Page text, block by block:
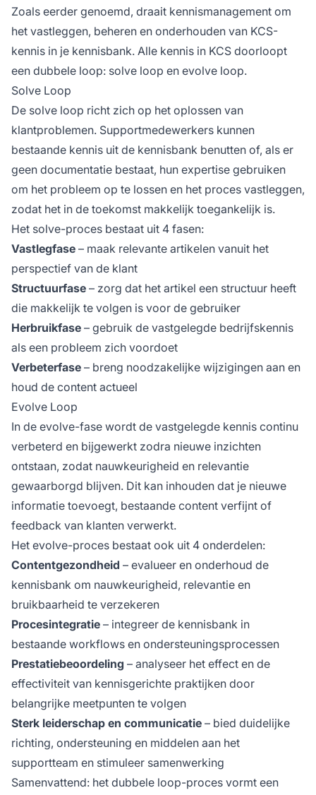
Zoals eerder genoemd, draait kennismanagement om
het vastleggen, beheren en onderhouden van KCS-
kennis in je kennisbank. Alle kennis in KCS doorloopt
een dubbele loop: solve loop en evolve loop.
Solve Loop
De solve loop richt zich op het oplossen van
klantproblemen. Supportmedewerkers kunnen
bestaande kennis uit de kennisbank benutten of, als er
geen documentatie bestaat, hun expertise gebruiken
om het probleem op te lossen en het proces vastleggen,
zodat het in de toekomst makkelijk toegankelijk is.
Het solve-proces bestaat uit 4 fasen:
Vastlegfase – maak relevante artikelen vanuit het
perspectief van de klant
Structuurfase – zorg dat het artikel een structuur heeft
die makkelijk te volgen is voor de gebruiker
Herbruikfase – gebruik de vastgelegde bedrijfskennis
als een probleem zich voordoet
Verbeterfase – breng noodzakelijke wijzigingen aan en
houd de content actueel
Evolve Loop
In de evolve-fase wordt de vastgelegde kennis continu
verbeterd en bijgewerkt zodra nieuwe inzichten
ontstaan, zodat nauwkeurigheid en relevantie
gewaarborgd blijven. Dit kan inhouden dat je nieuwe
informatie toevoegt, bestaande content verfijnt of
feedback van klanten verwerkt.
Het evolve-proces bestaat ook uit 4 onderdelen:
Contentgezondheid – evalueer en onderhoud de
kennisbank om nauwkeurigheid, relevantie en
bruikbaarheid te verzekeren
Procesintegratie – integreer de kennisbank in
bestaande workflows en ondersteuningsprocessen
Prestatiebeoordeling – analyseer het effect en de
effectiviteit van kennisgerichte praktijken door
belangrijke meetpunten te volgen
Sterk leiderschap en communicatie – bied duidelijke
richting, ondersteuning en middelen aan het
supportteam en stimuleer samenwerking
Samenvattend: het dubbele loop-proces vormt een